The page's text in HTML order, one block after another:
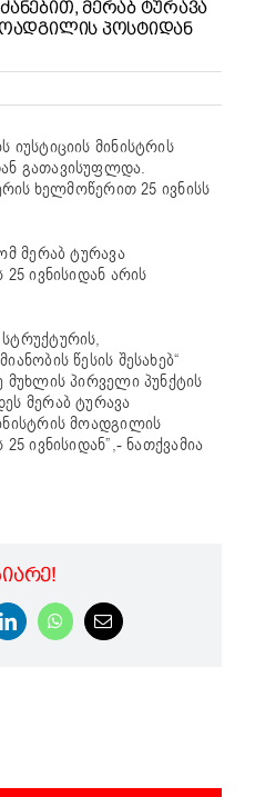
ᲛᲔᲠᲐᲑ ᲢᲣᲠᲐᲕᲐ
ᲞᲝᲡᲢᲘᲓᲐᲜ
მინისტრის
გათავისუფლდა.
ხელმოწერით 25 ივნისს
მერაბ ტურავა
ივნისიდან არის
წესის შესახებ“
მუხლის პირველი პუნქტის
მერაბ ტურავა
მოადგილის
ივნისიდან”,- ნათქვამია
LinkedInWhatsApp
Email